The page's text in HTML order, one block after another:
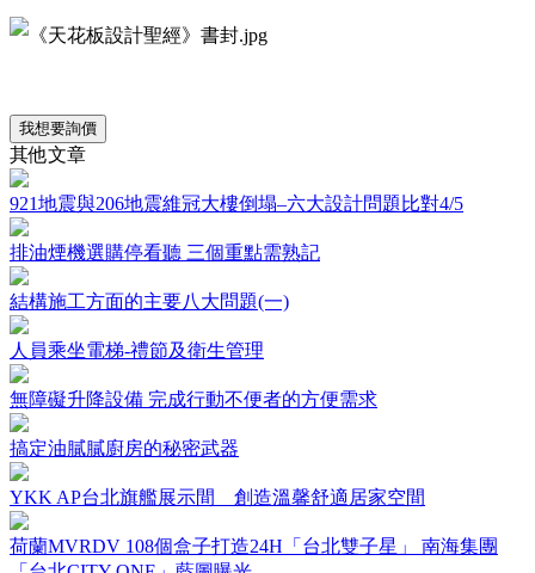
我想要詢價
其他文章
921地震與206地震維冠大樓倒塌–六大設計問題比對4/5
排油煙機選購停看聽 三個重點需熟記
結構施工方面的主要八大問題(一)
人員乘坐電梯-禮節及衛生管理
無障礙升降設備 完成行動不便者的方便需求
搞定油膩膩廚房的秘密武器
YKK AP台北旗艦展示間 創造溫馨舒適居家空間
荷蘭MVRDV 108個盒子打造24H「台北雙子星」 南海集團